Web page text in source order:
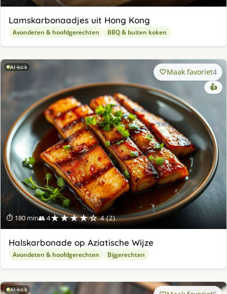
Lamskarbonaadjes uit Hong Kong
Avondeten & hoofdgerechten BBQ & buiten koken
AI-kok
⏱ 180 min👥 4★★★★☆ 4 (2)
Maak favoriet4
👍
Halskarbonade op Aziatische Wijze
Avondeten & hoofdgerechten Bijgerechten
AI-kok